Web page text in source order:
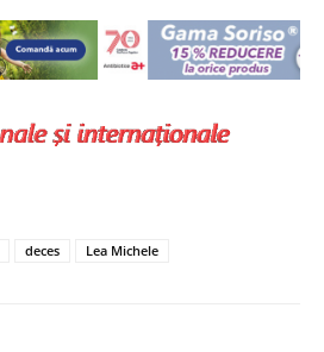
deces Lea Michele